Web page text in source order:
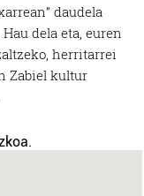
daudela
dela eta, euren
herritarrei
Zabiel kultur